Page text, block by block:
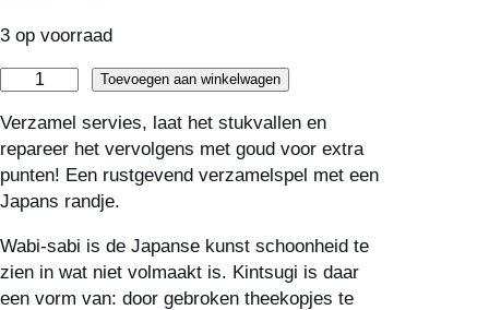
3 op voorraad
Kaartspel:
NL
aantal
Toevoegen aan winkelwagen
Verzamel servies, laat het stukvallen en
repareer het vervolgens met goud voor extra
punten! Een rustgevend verzamelspel met een
Japans randje.
Wabi-sabi is de Japanse kunst schoonheid te
zien in wat niet volmaakt is. Kintsugi is daar
een vorm van: door gebroken theekopjes te